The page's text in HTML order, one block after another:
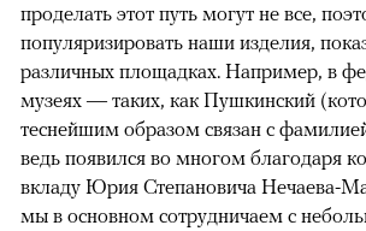
проделать этот путь могут не все,
популяризировать наши изделия,
различных площадках. Например, в
музеях — таких, как Пушкинский
теснейшим образом связан с
ведь появился во многом благодаря
вкладу Юрия Степановича Нечаева-
мы в основном сотрудничаем с